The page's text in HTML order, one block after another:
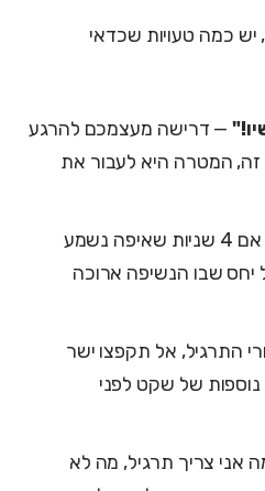
כמה טעויות שכדאי
— דרישה מעצמכם להרגע
זה, המטרה היא לעבור את
— אם 4 שניות שאיפה נשמע
התחילו מ-2. כל יחס שבו הנשיפה ארוכה
התרגיל, אל תקפצו ישר
30 שניות נוספות של שקט לפני
אני צריך תרגיל, מה לא